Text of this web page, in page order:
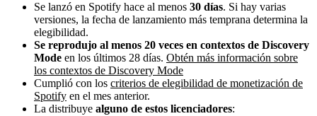
Se lanzó en Spotify hace al menos 30 días. Si hay varias
versiones, la fecha de lanzamiento más temprana determina la
elegibilidad.
Se reprodujo al menos 20 veces en contextos de Discovery
Mode en los últimos 28 días. Obtén más información sobre
los contextos de Discovery Mode
Cumplió con los criterios de elegibilidad de monetización de
Spotify en el mes anterior.
La distribuye alguno de estos licenciadores: